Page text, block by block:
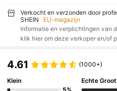
Verkocht en verzonden door
SHEIN
EU-magazijn
Informatie en verplichtingen van
klik hier om deze verkoper en/of
4.61 (1000+)
Klein
Echte